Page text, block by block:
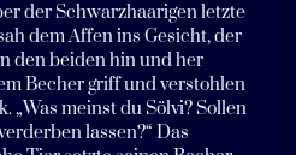
der Schwarzhaarigen letzte
dem Affen ins Gesicht, der
den beiden hin und her
Becher griff und verstohlen
„Was meinst du Sölvi? Sollen
lassen?“ Das